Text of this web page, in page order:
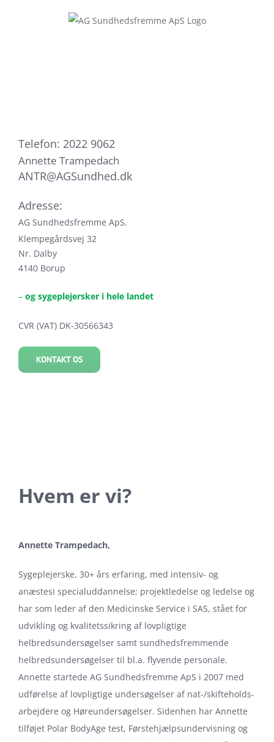
Telefon: 2022 9062
Annette Trampedach
ANTR@AGSundhed.dk
Adresse:
AG Sundhedsfremme ApS.
Klempegårdsvej 32
Nr. Dalby
4140 Borup
– og sygeplejersker i hele landet
CVR (VAT) DK-30566343
KONTAKT OS
Hvem er vi?
Annette Trampedach,
Sygeplejerske, 30+ års erfaring, med intensiv- og
anæstesi specialuddannelse; projektledelse og ledelse og
har som leder af den Medicinske Service i SAS, stået for
udvikling og kvalitetssikring af lovpligtige
helbredsundersøgelser samt sundhedsfremmende
helbredsundersøgelser til bl.a. flyvende personale.
Annette startede AG Sundhedsfremme ApS i 2007 med
udførelse af lovpligtige undersøgelser af nat-/skifteholds-
arbejdere og Høreundersøgelser. Sidenhen har Annette
tilføjet Polar BodyAge test, Førstehjælpsundervisning og